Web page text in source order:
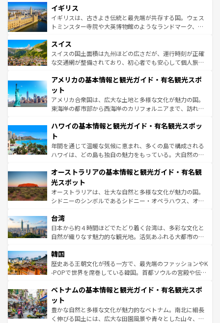
香り高いラベンダー畑など、多彩な楽しみ方が可能だ。さ
らに、パリ以外の地域にも魅力が溢れており、どの街角に
も豊かな歴史と文化が息づいている。パリ以外の個性あふ
を参照してほしい。
顔を持つこの国は、どこを歩いても飽きることがない。ベ
ルリンの文化的活気、バイエルン州のアルプスの絶景、そ
してライン川沿いのワイン畑といった風景は必見。ビール
は、お酒好きな人にはぜひ体験してほしい。 なお、新着の
ドイツ情報はコンテンツ一覧を参照してほしい。
イギリス
イギリスは、古きよき伝統と最先端が共存する国。ウェス
トミンスター寺院や大英博物館のようなランドマーク、歴
リアごとに異なる魅力がある。また、優雅なアフタヌーン
ティー、ビール好きにはたまらない英国パブ、サッカー観
戦など、本場だからこそできる体験も豊富。イギリスを旅
ンツ一覧を参照してほしい。
スイス
スイスの国土面積は九州ほどの広さだが、運行時刻が正確
な交通網が整備されており、初心者でも安心して個人旅行
の建物がそのまま残る町や、スイスならではのユニークな
博物館もあり、アルプス観光だけでなく町歩きも満喫する
ことができる。国民の所得が高いため物価も高いが、旅行
者向けの交通パス提供のサービスもあり、うまく活用すれ
着のスイス情報はコンテンツ一覧を参照してほしい。
アメリカの基本情報と観光ガイド・有名観光スポ
ット
アメリカ合衆国は、広大な土地と多様な文化が魅力の国。
東海岸の都市部から西海岸のカリフォルニアまで、訪れる
のような巨大都市は、観光、ショッピング、エンターテイ
ンメントが詰まった刺激的なスポットだ。一方、アメリカ
西部には大自然が広がり、グランドキャニオンやイエロー
ストーン国立公園といった絶景が堪能できる。さらに、南
文化が魅力。旅行者はアメリカの各地域で異なる魅力を楽
しみながら、その多様性と豊かな歴史を感じることができ
るだろう。車でのロードトリップや列車の旅も、アメリカ
ならではの贅沢な旅のスタイルだ。 なお、新着のアメリカ
情報は コンテンツ一覧 を参照してほしい。
ハワイの基本情報と観光ガイド・有名観光スポッ
ト
年間を通じて温暖な気候に恵まれ、多くの島で構成される
ハワイは、どの島も独自の魅力をもっている。大自然の神
ワイ島は見逃せない。また、定番の観光地といえばオアフ
島だが、静かな自然を求めるならマウイ島やカウアイ島が
おすすめ。エメラルドグリーンに輝く海をはじめ、豊かな
文化や歴史が息づいている。「アロハスピリット」と呼ば
人々、おいしいローカルフードやハワイアンミュージッ
ク、伝統的なフラダンスなど、すべてがハワイの魅力を彩
っている。訪れるたびに新しい発見と感動が待っているハ
はコンテンツ一覧
オーストラリアの基本情報と観光ガイド・有名観
光スポット
オーストラリアは、壮大な自然と多様な文化が魅力の国。
シドニーのシンボルであるシドニー・オペラハウス、オー
リアリーフや大陸中央部にそびえるウルル（エアーズロッ
ク）、タスマニアの美しい原生林やケアンズの熱帯雨林な
ど、見どころがたくさん。また、カフェやワイン、オージ
いる。アクティビティも充実しており、サーフィンやダイ
ビング、ハイキングなど、アウトドア好きにはたまらな
い。オーストラリアの多彩な魅力を存分に味わいつくそ
参照してほしい。
台湾
日本から約４時間ほどでたどり着く台湾は、多彩な文化と
自然が織りなす魅力的な観光地。活気あふれる大都市の台
ン）、静ひつな山岳地帯である台湾東部など、都市の喧騒
と山間の静けさが共存しており、訪れる人に新しい発見と
驚きをもたらしてくれる。また、奥深い台湾の食文化も魅
容にもいいと評判のスイーツなど、バラエティ豊かな料理
照してほしい。
韓国
歴史ある王朝文化が残る一方で、最先端のファッションやK
-POPで世界を席巻している韓国。首都ソウルの宮殿や伝統
き、地方に足を延ばせば四季折々の自然美を楽しむことが
できる。そして、キムチや焼肉、絶品のストリートフード
まで、さまざまな韓国料理が待っている。夜には、韓国な
らではのナイトライフも堪能できる。あたたかいホスピタ
ベトナムの基本情報と観光ガイド・有名観光スポ
ット
豊かな自然と多様な文化が魅力的なベトナム。南北に細長
く伸びる国土には、広大な田園風景や青々とした山々、世